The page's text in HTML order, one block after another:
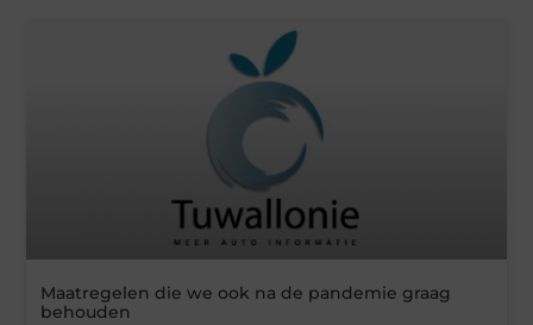
Maatregelen die we ook na de pandemie graag
behouden